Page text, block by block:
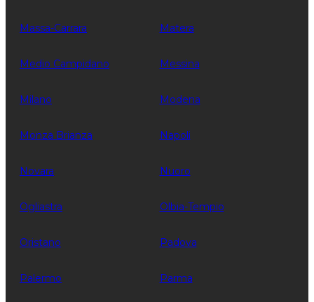
Massa-Carrara Matera
Medio Campidano Messina
Milano Modena
Monza Brianza Napoli
Novara Nuoro
Ogliastra Olbia-Tempio
Oristano Padova
Palermo Parma